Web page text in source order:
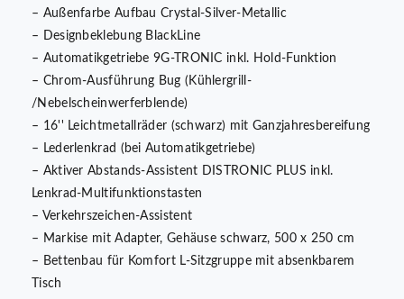
– Außenfarbe Aufbau Crystal-Silver-Metallic
– Designbeklebung BlackLine
– Automatikgetriebe 9G-TRONIC inkl. Hold-Funktion
– Chrom-Ausführung Bug (Kühlergrill-
/Nebelscheinwerferblende)
– 16'' Leichtmetallräder (schwarz) mit Ganzjahresbereifung
– Lederlenkrad (bei Automatikgetriebe)
– Aktiver Abstands-Assistent DISTRONIC PLUS inkl.
Lenkrad-Multifunktionstasten
– Verkehrszeichen-Assistent
– Markise mit Adapter, Gehäuse schwarz, 500 x 250 cm
– Bettenbau für Komfort L-Sitzgruppe mit absenkbarem
Tisch